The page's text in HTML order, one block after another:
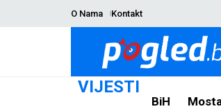
O Nama Kontakt
VIJESTI
BiH